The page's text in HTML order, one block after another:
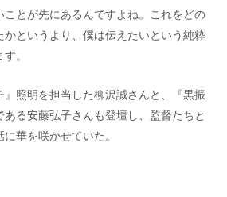
とが先にあるんですよね。これをどの
というより、僕は伝えたいという純粋
。
照明を担当した柳沢誠さんと、『黒振
ある安藤弘子さんも登壇し、監督たちと
華を咲かせていた。